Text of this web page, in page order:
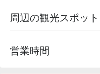
周辺の観光スポット
営業時間